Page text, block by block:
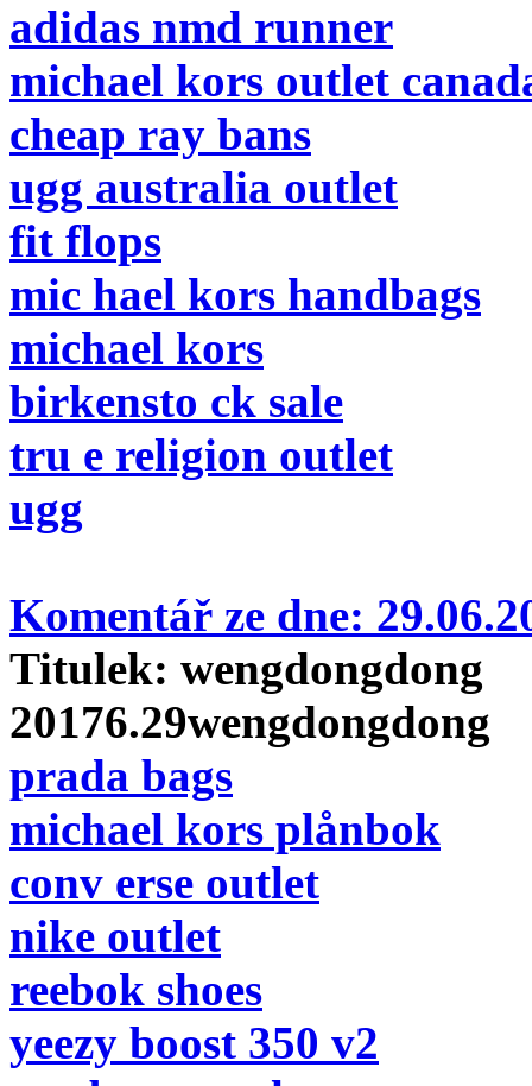
adidas nmd runner
michael kors outlet
cheap ray bans
ugg australia outlet
fit flops
mic hael kors handbags
michael kors
birkensto ck sale
tru e religion outlet
ugg
Komentář ze dne:
Titulek: wengdongdong
20176.29wengdongdong
prada bags
michael kors plånbok
conv erse outlet
nike outlet
reebok shoes
yeezy boost 350 v2